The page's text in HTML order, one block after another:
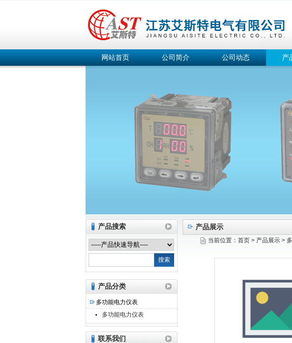
江苏艾斯特电气有限公司
网站首页 公司简介 公司动态 产
产品搜索
产品分类
多功能电力仪表
多功能电力仪表
联系我们
产品展示
当前位置： 首页 > 产品展示 >